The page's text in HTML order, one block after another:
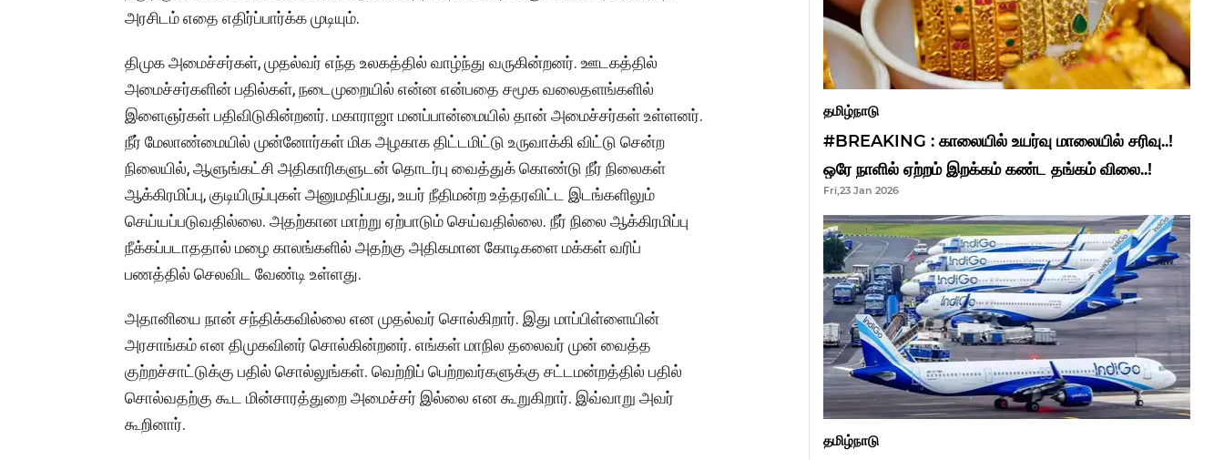
அரசிடம் எதை எதிர்ப்பார்க்க முடியும்.
திமுக அமைச்சர்கள், முதல்வர் எந்த உலகத்தில் வாழ்ந்து வருகின்றனர். ஊடகத்தில்
அமைச்சர்களின் பதில்கள், நடைமுறையில் என்ன என்பதை சமூக வலைதளங்களில்
இளைஞர்கள் பதிவிடுகின்றனர். மகாராஜா மனப்பான்மையில் தான் அமைச்சர்கள் உள்ளனர்.
நீர் மேலாண்மையில் முன்னோர்கள் மிக அழகாக திட்டமிட்டு உருவாக்கி விட்டு சென்ற
நிலையில், ஆளுங்கட்சி அதிகாரிகளுடன் தொடர்பு வைத்துக் கொண்டு நீர் நிலைகள்
ஆக்கிரமிப்பு, குடியிருப்புகள் அனுமதிப்பது, உயர் நீதிமன்ற உத்தரவிட்ட இடங்களிலும்
செய்யப்படுவதில்லை. அதற்கான மாற்று ஏற்பாடும் செய்வதில்லை. நீர் நிலை ஆக்கிரமிப்பு
நீக்கப்படாததால் மழை காலங்களில் அதற்கு அதிகமான கோடிகளை மக்கள் வரிப்
பணத்தில் செலவிட வேண்டி உள்ளது.
அதானியை நான் சந்திக்கவில்லை என முதல்வர் சொல்கிறார். இது மாப்பிள்ளையின்
அரசாங்கம் என திமுகவினர் சொல்கின்றனர். எங்கள் மாநில தலைவர் முன் வைத்த
குற்றச்சாட்டுக்கு பதில் சொல்லுங்கள். வெற்றிப் பெற்றவர்களுக்கு சட்டமன்றத்தில் பதில்
சொல்வதற்கு கூட மின்சாரத்துறை அமைச்சர் இல்லை என கூறுகிறார். இவ்வாறு அவர்
கூறினார்.
தமிழ்நாடு
#BREAKING : காலையில் உயர்வு மாலையில் சரிவு..!
ஒரே நாளில் ஏற்றம் இறக்கம் கண்ட தங்கம் விலை..!
Fri,23 Jan 2026
தமிழ்நாடு